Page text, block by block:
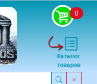
0
Каталог
товаров